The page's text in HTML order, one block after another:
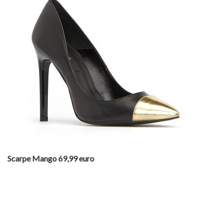
Scarpe Mango 69,99 euro